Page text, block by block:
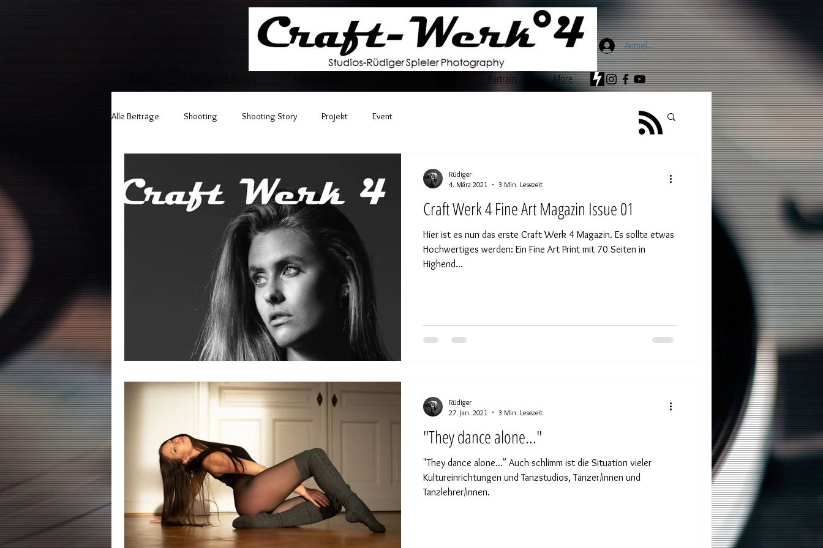
Anmelden
Portraits More
Alle Beiträge Shooting Shooting Story Projekt Event
Craft Werk 4 Fine Art Magazin Issue 01
Hier ist es nun das erste Craft Werk 4 Magazin. Es sollte etwas
Hochwertiges werden: Ein Fine Art Print mit 70 Seiten in
Highend...
Rüdiger
4. März 2021
3 Min. Lesezeit
"They dance alone..."
"They dance alone..." Auch schlimm ist die Situation vieler
Kultureinrichtungen und Tanzstudios, Tänzer/innen und
Tanzlehrer/innen.
Rüdiger
27. Jan. 2021
3 Min. Lesezeit